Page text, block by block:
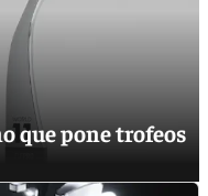
que pone trofeos